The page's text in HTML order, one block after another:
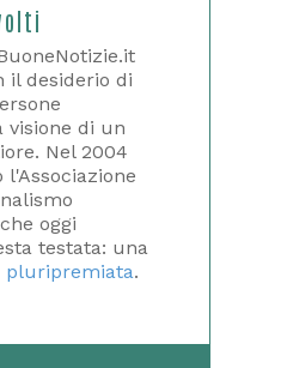
il desiderio di
visione di un
Nel 2004
oggi
testata: una
pluripremiata.